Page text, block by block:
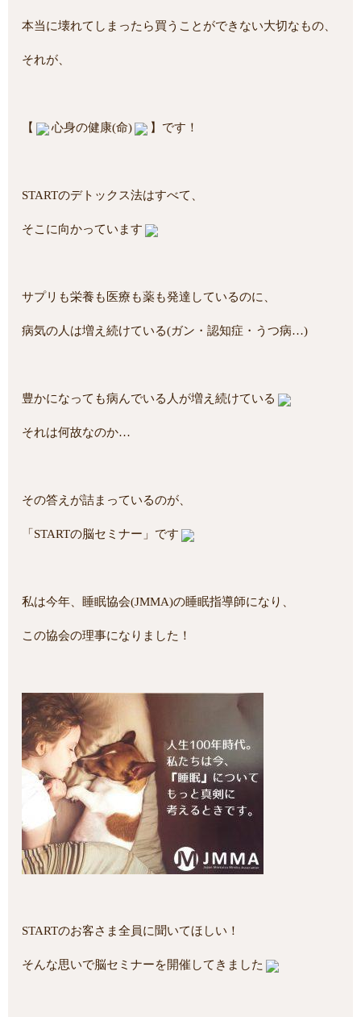
本当に壊れてしまったら買うことができない大切なもの、
それが、
【 心身の健康(命) 】です！
STARTのデトックス法はすべて、
そこに向かっています
サプリも栄養も医療も薬も発達しているのに、
病気の人は増え続けている(ガン・認知症・うつ病…)
豊かになっても病んでいる人が増え続けている
それは何故なのか…
その答えが詰まっているのが、
「STARTの脳セミナー」です
私は今年、睡眠協会(JMMA)の睡眠指導師になり、
この協会の理事になりました！
STARTのお客さま全員に聞いてほしい！
そんな思いで脳セミナーを開催してきました